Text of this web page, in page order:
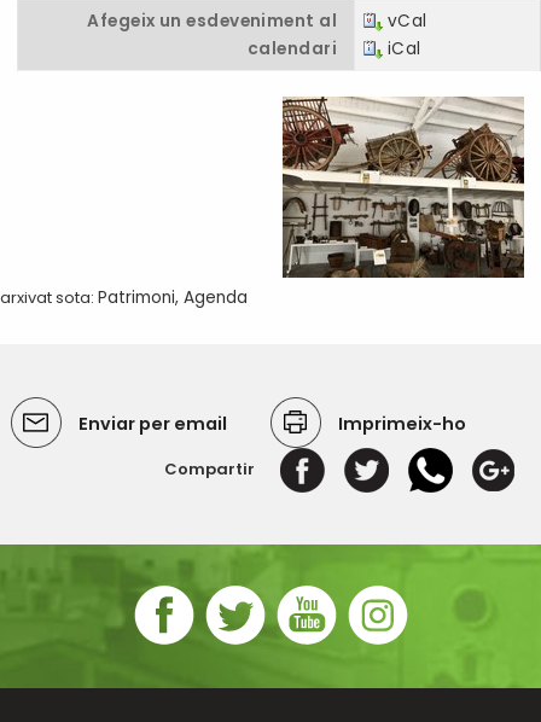
Afegeix un esdeveniment al
calendari
vCal
iCal
arxivat sota: Patrimoni, Agenda
Enviar per email Imprimeix-ho
Compartir